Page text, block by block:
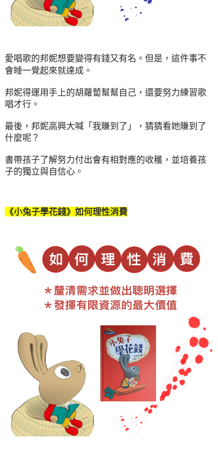
愛唱歌的邦妮想要變得有錢又有名。但是，這件事不
會睡一覺起來就達成。
邦妮得運用手上的胡蘿蔔幫幫自己，還要努力練習歌
唱才行。
最後，邦妮高興大喊「我賺到了」，猜猜看她賺到了
什麼呢？
書帶孩子了解努力付出會有相對應的收穫，並培養孩
子的獨立與自信心。
《小兔子學花錢》如何理性消費